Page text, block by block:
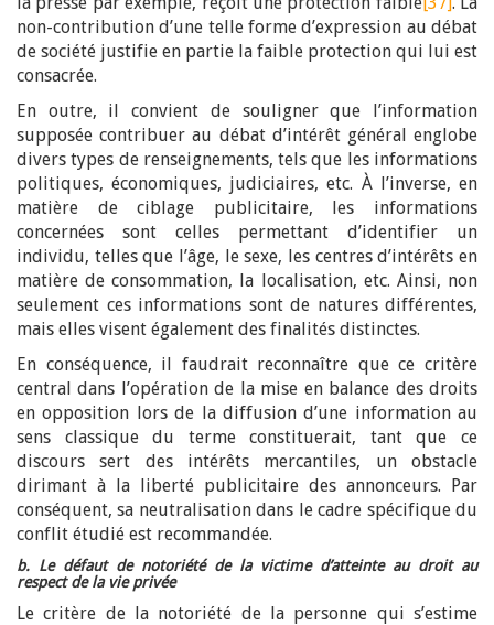
non-contribution d’une telle forme d’expression au débat
de société justifie en partie la faible protection qui lui est
consacrée.
En outre, il convient de souligner que l’information
supposée contribuer au débat d’intérêt général englobe
divers types de renseignements, tels que les informations
politiques, économiques, judiciaires, etc. À l’inverse, en
matière de ciblage publicitaire, les informations
concernées sont celles permettant d’identifier un
individu, telles que l’âge, le sexe, les centres d’intérêts en
matière de consommation, la localisation, etc. Ainsi, non
seulement ces informations sont de natures différentes,
mais elles visent également des finalités distinctes.
En conséquence, il faudrait reconnaître que ce critère
central dans l’opération de la mise en balance des droits
en opposition lors de la diffusion d’une information au
sens classique du terme constituerait, tant que ce
discours sert des intérêts mercantiles, un obstacle
dirimant à la liberté publicitaire des annonceurs. Par
conséquent, sa neutralisation dans le cadre spécifique du
conflit étudié est recommandée.
b. Le défaut de notoriété de la victime d’atteinte au droit au
respect de la vie privée
Le critère de la notoriété de la personne qui s’estime